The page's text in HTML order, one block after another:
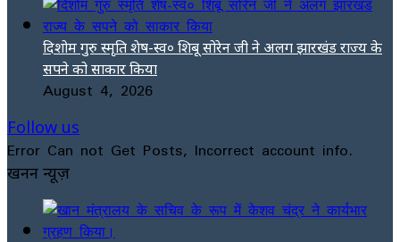
दिशोम गुरु स्मृति शेष-स्व० शिबू सोरेन जी ने अलग झारखंड राज्य के
सपने को साकार किया
August 4, 2026
Follow us
Error Can not Get Posts, Incorrect account info.
खनन न्यूज़